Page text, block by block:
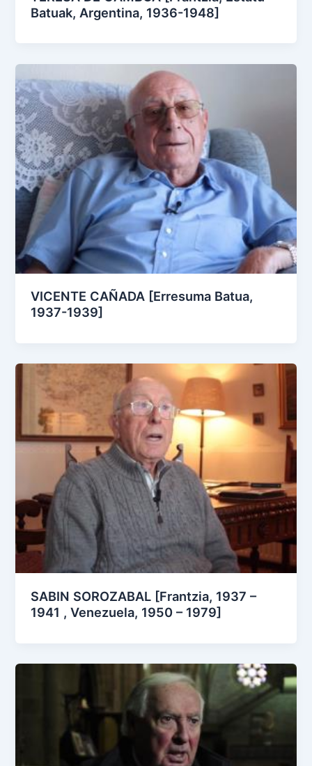
Batuak, Argentina, 1936-1948]
VICENTE CAÑADA [Erresuma Batua,
1937-1939]
SABIN SOROZABAL [Frantzia, 1937 –
1941 , Venezuela, 1950 – 1979]